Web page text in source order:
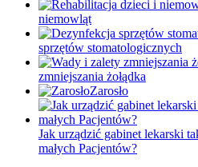
niemowląt
sprzętów stomatologicznych
zmniejszania żołądka
Zarosło
Jak urządzić gabinet lekarski
małych Pacjentów?